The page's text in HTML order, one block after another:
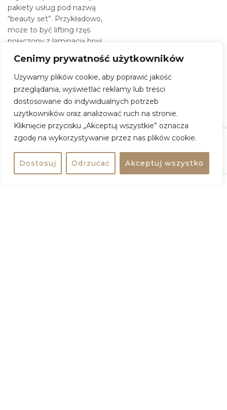
Cenimy prywatność użytkowników
Używamy plików cookie, aby poprawić jakość
przeglądania, wyświetlać reklamy lub treści
dostosowane do indywidualnych potrzeb
użytkowników oraz analizować ruch na stronie.
Kliknięcie przycisku „Akceptuj wszystkie” oznacza
zgodę na wykorzystywanie przez nas plików cookie.
Dostosuj Odrzucać Akceptuj wszystko
pakiety usług pod nazwą
“beauty set”. Przykładowo,
może to być lifting rzęs
połączony z laminacją brwi
farbką na brwi i usuwaniem
tzw. wąsika.
strona
strona
SISI LASHES & BROWS
SISI LASHES & BROWS
Zasugeruj Zobacz na mapie Udostępnij